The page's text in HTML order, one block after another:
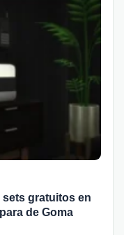
sets gratuitos en
de Goma